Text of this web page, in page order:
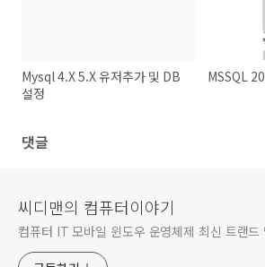
Mysql 4.X 5.X 유저추가 및 DB
설정
MSSQL
댓글
씨디맨의 컴퓨터이야기
컴퓨터 IT 모바일 윈도우 운영체제 최신 트랜드